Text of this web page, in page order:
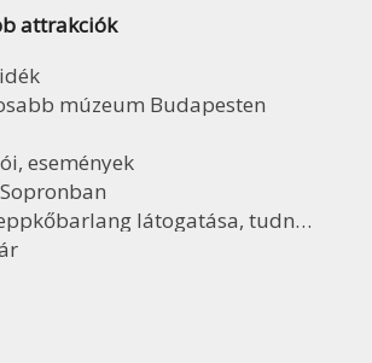
attrakciók
múzeum Budapesten
események
látogatása, tudnivalók